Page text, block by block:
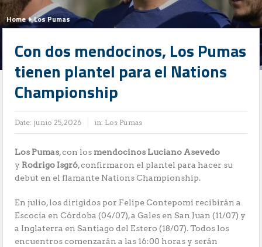
Home Los Pumas
Con dos mendocinos, Los Pumas
tienen plantel para el Nations
Championship
Date: junio 25, 2026 in: Los Pumas
Los Pumas, con los mendocinos Luciano Asevedo
y Rodrigo Isgró, confirmaron el plantel para hacer su
debut en el flamante Nations Championship.
En julio, los dirigidos por Felipe Contepomi recibirán a
Escocia en Córdoba (04/07), a Gales en San Juan (11/07) y
a Inglaterra en Santiago del Estero (18/07). Todos los
encuentros comenzarán a las 16:00 horas y serán